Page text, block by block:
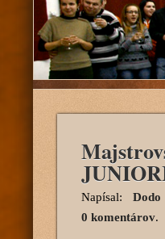
Napísal:
0 komentárov.